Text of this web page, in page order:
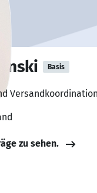
Basis
zu sehen.